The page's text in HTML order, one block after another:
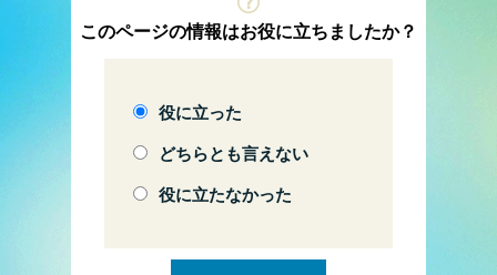
このページの情報はお役に立ちましたか？
役に立った
どちらとも言えない
役に立たなかった